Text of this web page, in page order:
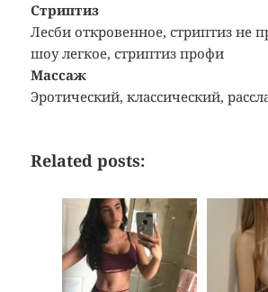
Стриптиз
Лесби откровенное, стриптиз не
шоу легкое, стриптиз профи
Массаж
Эротический, классический,
Related posts: